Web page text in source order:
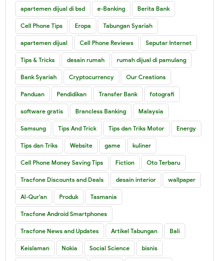
apartemen dijual di bsd e-Banking Berita Bank
Cell Phone Tips Eropa Tabungan Syariah
apartemen dijual Cell Phone Reviews Seputar Internet
Tips & Tricks desain rumah rumah dijual di pamulang
Bank Syariah Cryptocurrency Our Creations
Panduan Pendidikan Transfer Bank fotografi
software gratis Brancless Banking Malaysia
Samsung Tips And Trick Tips dan Triks Motor Energy
Tips dan Triks Website game kuliner
Cell Phone Money Saving Tips Fiction Oto Terbaru
Tracfone Discounts and Deals desain interior wallpaper
Al-Qur'an Produk Tasmania
Tracfone Android Smartphones
Tracfone News and Updates Artikel Tabungan Bali
Keislaman Nokia Social Science bisnis